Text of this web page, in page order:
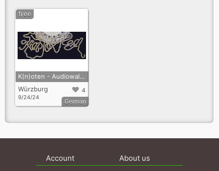
K(n)oten - Audiowalks zu den Wasserflüssen der Stadt
4
Würzburg
9/24/24
free
German
Account About us